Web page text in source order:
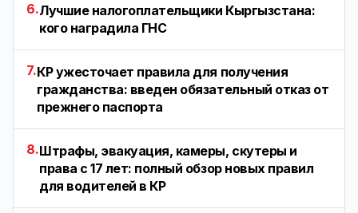
6.Лучшие налогоплательщики Кыргызстана:
кого наградила ГНС
7.КР ужесточает правила для получения
гражданства: введен обязательный отказ от
прежнего паспорта
8.Штрафы, эвакуация, камеры, скутеры и
права с 17 лет: полный обзор новых правил
для водителей в КР